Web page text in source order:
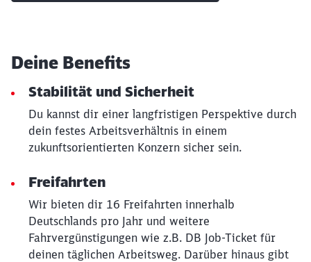
Deine Benefits
Stabilität und Sicherheit
Du kannst dir einer langfristigen Perspektive durch
dein festes Arbeitsverhältnis in einem
zukunftsorientierten Konzern sicher sein.
Freifahrten
Wir bieten dir 16 Freifahrten innerhalb
Deutschlands pro Jahr und weitere
Fahrvergünstigungen wie z.B. DB Job-Ticket für
deinen täglichen Arbeitsweg. Darüber hinaus gibt
werden?